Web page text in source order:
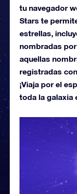
tu navegador
Stars te
estrellas,
nombradas
aquellas
registradas
¡Viaja por el
toda la galaxia